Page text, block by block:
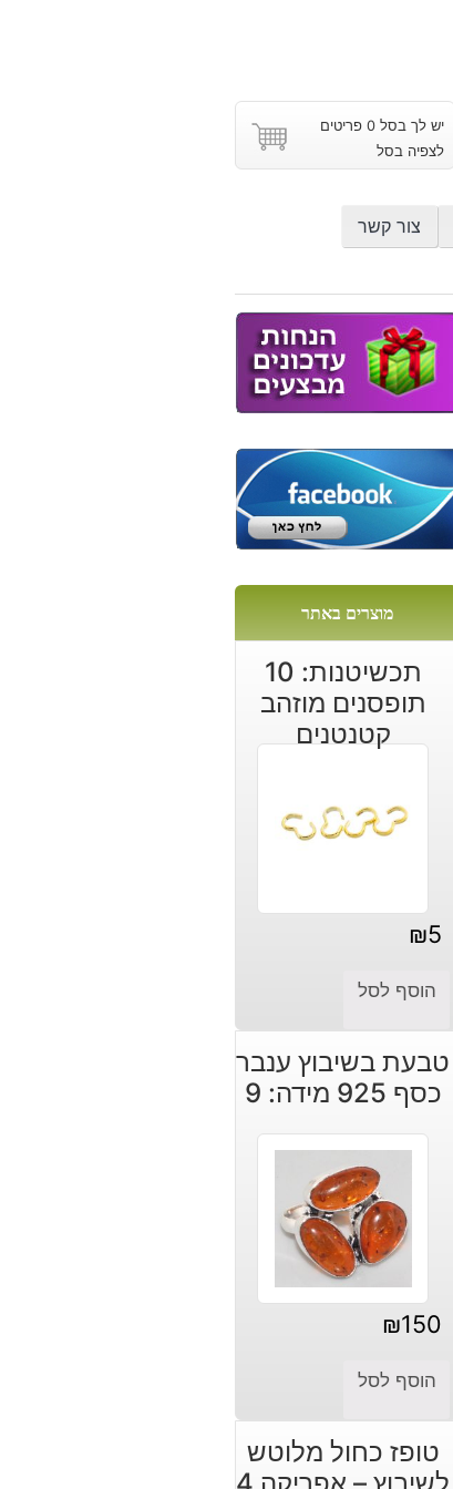
יש לך בסל 0 פריטים
לצפיה בסל
צור קשר
מוצרים באתר
תכשיטנות: 10
תופסנים מוזהב
קטנטנים
₪5
הוסף לסל
טבעת בשיבוץ ענבר
כסף 925 מידה: 9
₪150
הוסף לסל
טופז כחול מלוטש
לשיבוץ – אפריקה 4